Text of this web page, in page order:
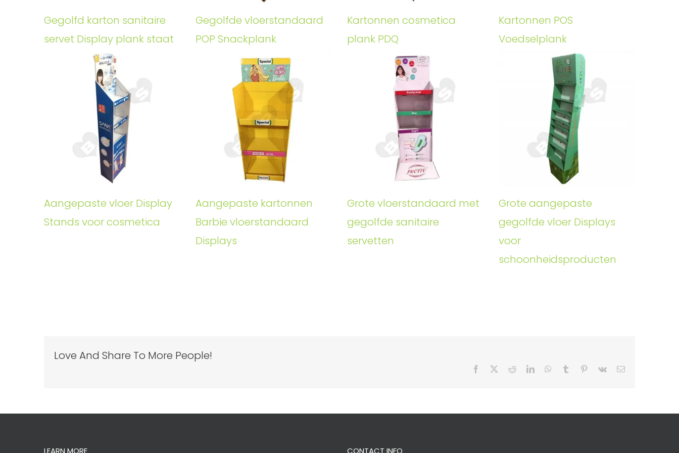
Gegolfd karton sanitaire
servet Display plank staat
Gegolfde vloerstandaard
POP Snackplank
Kartonnen cosmetica
plank PDQ
Kartonnen POS
Voedselplank
Aangepaste vloer Display
Stands voor cosmetica
Aangepaste kartonnen
Barbie vloerstandaard
Displays
Grote vloerstandaard met
gegolfde sanitaire
servetten
Grote aangepaste
gegolfde vloer Displays
voor
schoonheidsproducten
Love And Share To More People!
Facebook RedditLinkedInWhatsApp
Tumblr Pinterest
Vk Email
LEARN MORE CONTACT INFO